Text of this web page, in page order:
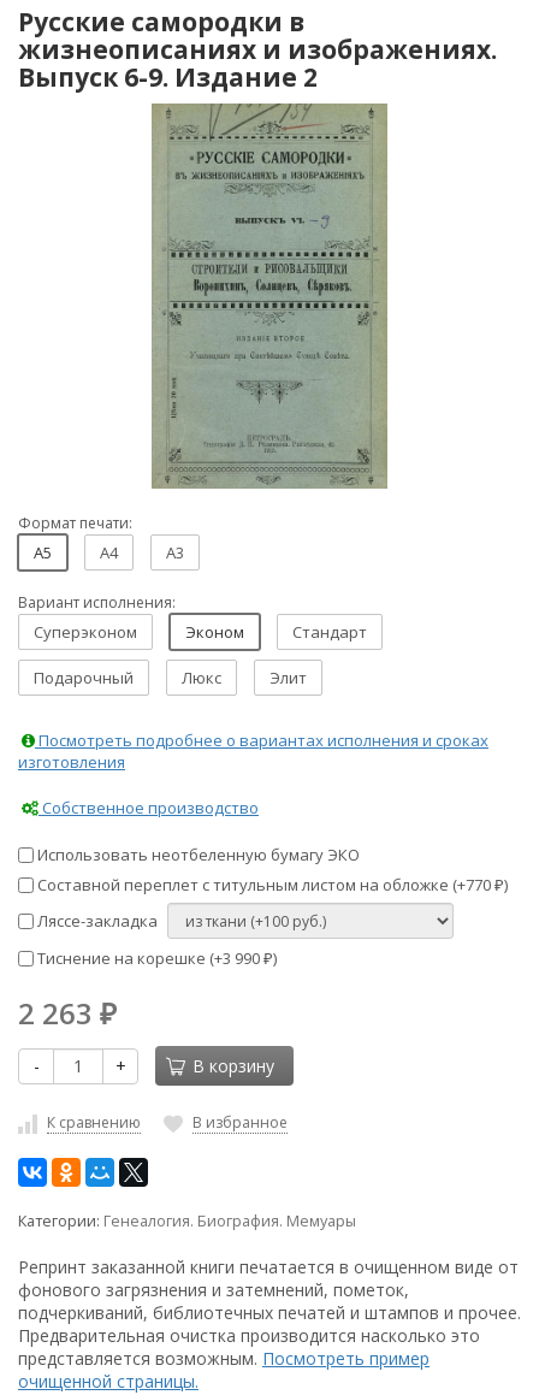
Русские самородки в
жизнеописаниях и изображениях.
Выпуск 6-9. Издание 2
Формат печати:
A5 A4 A3
Вариант исполнения:
Суперэконом Эконом Стандарт
Подарочный Люкс Элит
Посмотреть подробнее о вариантах исполнения и сроках
изготовления
Собственное производство
Использовать неотбеленную бумагу ЭКО
Составной переплет с титульным листом на обложке (+770 ₽)
Ляссе-закладка
Тиснение на корешке (+3 990 ₽)
2 263 ₽
- + В корзину
К сравнению В избранное
Категории: Генеалогия. Биография. Мемуары
Репринт заказанной книги печатается в очищенном виде от
фонового загрязнения и затемнений, пометок,
подчеркиваний, библиотечных печатей и штампов и прочее.
Предварительная очистка производится насколько это
представляется возможным. Посмотреть пример
очищенной страницы.